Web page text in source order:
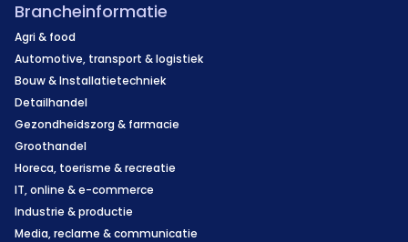
Brancheinformatie
Agri & food
Automotive, transport & logistiek
Bouw & Installatietechniek
Detailhandel
Gezondheidszorg & farmacie
Groothandel
Horeca, toerisme & recreatie
IT, online & e-commerce
Industrie & productie
Media, reclame & communicatie